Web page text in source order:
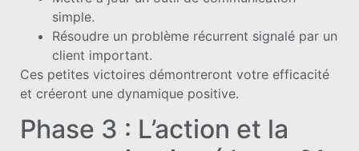
simple.
Résoudre un problème récurrent signalé par un
client important.
Ces petites victoires démontreront votre efficacité
et créeront une dynamique positive.
Phase 3 : L’action et la